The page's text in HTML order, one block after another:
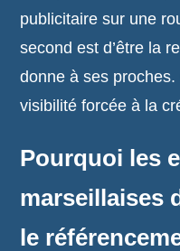
publicitaire sur une
second est d’être la
donne à ses proches.
visibilité forcée à la
Pourquoi les
marseillaises
le